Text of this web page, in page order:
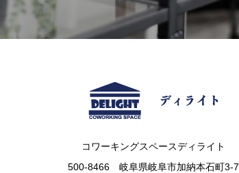
コワーキングスペースディライト
500-8466 岐阜県岐阜市加納本石町3-7